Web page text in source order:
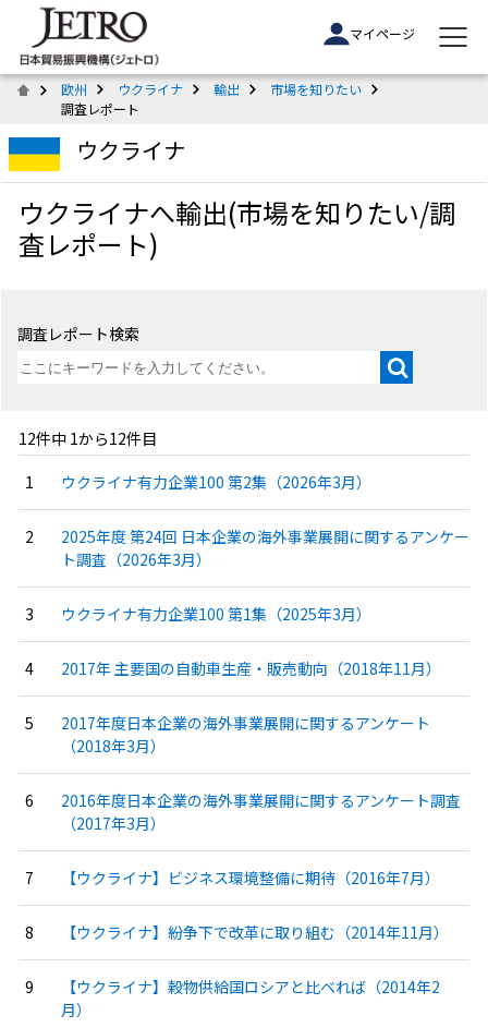
マイページ
欧州 ウクライナ 輸出
市場を知りたい
調査レポート
ウクライナ
ウクライナへ輸出(市場を知りたい/調
査レポート)
調査レポート検索
12件中 1から12件目
ウクライナ有力企業100 第2集（2026年3月）
2025年度 第24回 日本企業の海外事業展開に関するアンケー
ト調査（2026年3月）
ウクライナ有力企業100 第1集（2025年3月）
2017年 主要国の自動車生産・販売動向（2018年11月）
2017年度日本企業の海外事業展開に関するアンケート
（2018年3月）
2016年度日本企業の海外事業展開に関するアンケート調査
（2017年3月）
【ウクライナ】ビジネス環境整備に期待（2016年7月）
【ウクライナ】紛争下で改革に取り組む（2014年11月）
【ウクライナ】穀物供給国ロシアと比べれば（2014年2
月）